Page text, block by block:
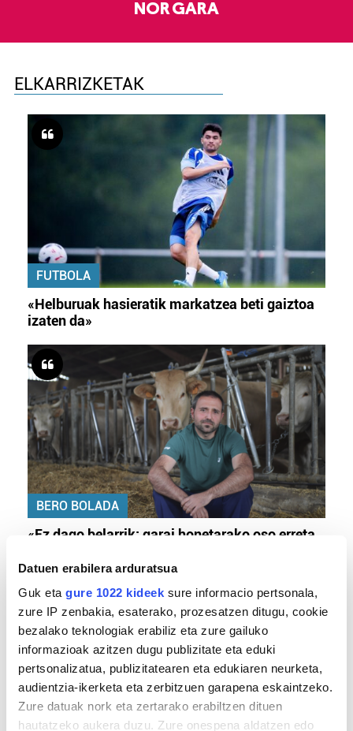
Datuen erabilera arduratsua
Guk eta gure 1022 kideek sure informacio pertsonala,
zure IP zenbakia, esaterako, prozesatzen ditugu, cookie
bezalako teknologiak erabiliz eta zure gailuko
informazioak azitzen dugu publizitate eta eduki
pertsonalizatua, publizitatearen eta edukiaren neurketa,
audientzia-ikerketa eta zerbitzuen garapena eskaintzeko.
Zure datuak nork eta zertarako erabiltzen dituen
hautatzeko aukera duzu. Zure onespena aldatzen edo
NOR GARA
ELKARRIZKETAK
FUTBOLA
«Helburuak hasieratik markatzea beti gaiztoa
izaten da»
BERO BOLADA
«Ez dago belarrik; garai honetarako oso erreta